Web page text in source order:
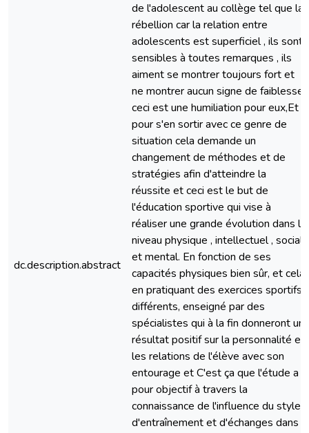
dc.description.abstract
de l'adolescent au collège tel que la
rébellion car la relation entre
adolescents est superficiel , ils sont
sensibles à toutes remarques , ils
aiment se montrer toujours fort et
ne montrer aucun signe de faiblesse
ceci est une humiliation pour eux,Et
pour s'en sortir avec ce genre de
situation cela demande un
changement de méthodes et de
stratégies afin d'atteindre la
réussite et ceci est le but de
l'éducation sportive qui vise à
réaliser une grande évolution dans le
niveau physique , intellectuel , social
et mental. En fonction de ses
capacités physiques bien sûr, et cela
en pratiquant des exercices sportifs
différents, enseigné par des
spécialistes qui à la fin donneront un
résultat positif sur la personnalité et
les relations de l'élève avec son
entourage et C'est ça que l'étude a
pour objectif à travers la
connaissance de l'influence du style
d'entraînement et d'échanges dans